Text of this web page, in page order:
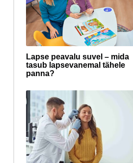
Lapse peavalu suvel – mida
tasub lapsevanemal tähele
panna?